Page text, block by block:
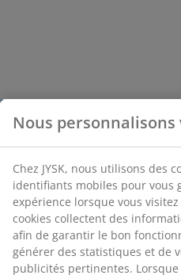
Nous
Chez JYSK, nous utilisons des
identifiants mobiles pour vous
expérience lorsque vous
cookies collectent des
afin de garantir le bon
générer des statistiques et de
publicités pertinentes. Lorsque